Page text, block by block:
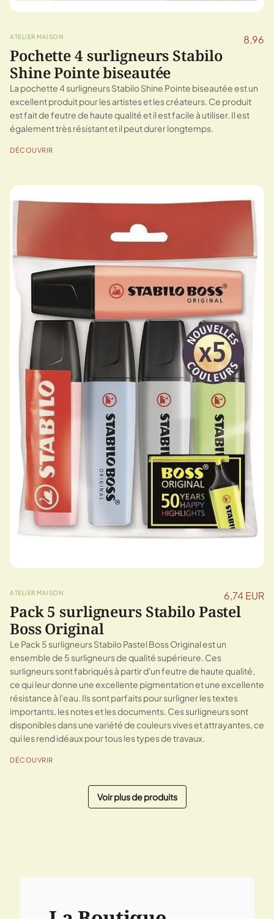
ATELIER MAISON 8,96
Pochette 4 surligneurs Stabilo
Shine Pointe biseautée
La pochette 4 surligneurs Stabilo Shine Pointe biseautée est un
excellent produit pour les artistes et les créateurs. Ce produit
est fait de feutre de haute qualité et il est facile à utiliser. Il est
également très résistant et il peut durer longtemps.
DÉCOUVRIR
ATELIER MAISON 6,74 EUR
Pack 5 surligneurs Stabilo Pastel
Boss Original
Le Pack 5 surligneurs Stabilo Pastel Boss Original est un
ensemble de 5 surligneurs de qualité supérieure. Ces
surligneurs sont fabriqués à partir d'un feutre de haute qualité,
ce qui leur donne une excellente pigmentation et une excellente
résistance à l'eau. Ils sont parfaits pour surligner les textes
importants, les notes et les documents. Ces surligneurs sont
disponibles dans une variété de couleurs vives et attrayantes, ce
qui les rend idéaux pour tous les types de travaux.
DÉCOUVRIR
Voir plus de produits
Suivant »